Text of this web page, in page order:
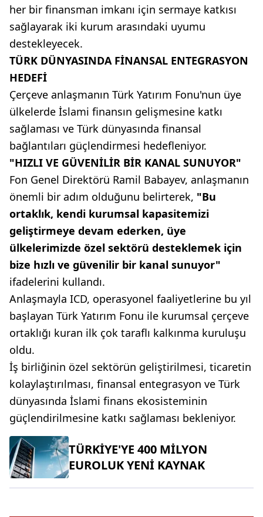
her bir finansman imkanı için sermaye katkısı
sağlayarak iki kurum arasındaki uyumu
destekleyecek.
TÜRK DÜNYASINDA FİNANSAL ENTEGRASYON
HEDEFİ
Çerçeve anlaşmanın Türk Yatırım Fonu'nun üye
ülkelerde İslami finansın gelişmesine katkı
sağlaması ve Türk dünyasında finansal
bağlantıları güçlendirmesi hedefleniyor.
"HIZLI VE GÜVENİLİR BİR KANAL SUNUYOR"
Fon Genel Direktörü Ramil Babayev, anlaşmanın
önemli bir adım olduğunu belirterek, "Bu
ortaklık, kendi kurumsal kapasitemizi
geliştirmeye devam ederken, üye
ülkelerimizde özel sektörü desteklemek için
bize hızlı ve güvenilir bir kanal sunuyor"
ifadelerini kullandı.
Anlaşmayla ICD, operasyonel faaliyetlerine bu yıl
başlayan Türk Yatırım Fonu ile kurumsal çerçeve
ortaklığı kuran ilk çok taraflı kalkınma kuruluşu
oldu.
İş birliğinin özel sektörün geliştirilmesi, ticaretin
kolaylaştırılması, finansal entegrasyon ve Türk
dünyasında İslami finans ekosisteminin
güçlendirilmesine katkı sağlaması bekleniyor.
TÜRKİYE'YE 400 MİLYON
EUROLUK YENİ KAYNAK